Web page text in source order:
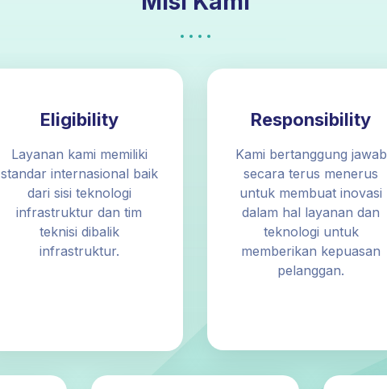
Eligibility
Layanan kami memiliki
standar internasional baik
dari sisi teknologi
infrastruktur dan tim
teknisi dibalik
infrastruktur.
Responsibility
Kami bertanggung jawab
secara terus menerus
untuk membuat inovasi
dalam hal layanan dan
teknologi untuk
memberikan kepuasan
pelanggan.